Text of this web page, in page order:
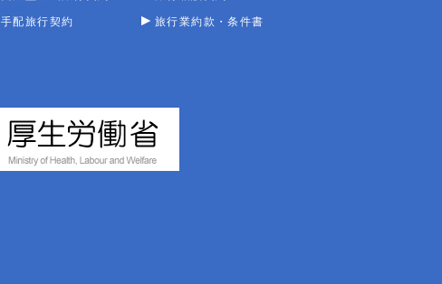
手配旅行契約
旅行業約款・条件書